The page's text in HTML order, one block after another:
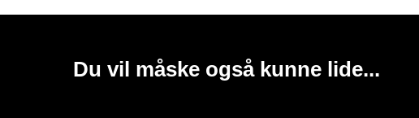
Du vil måske også kunne lide...